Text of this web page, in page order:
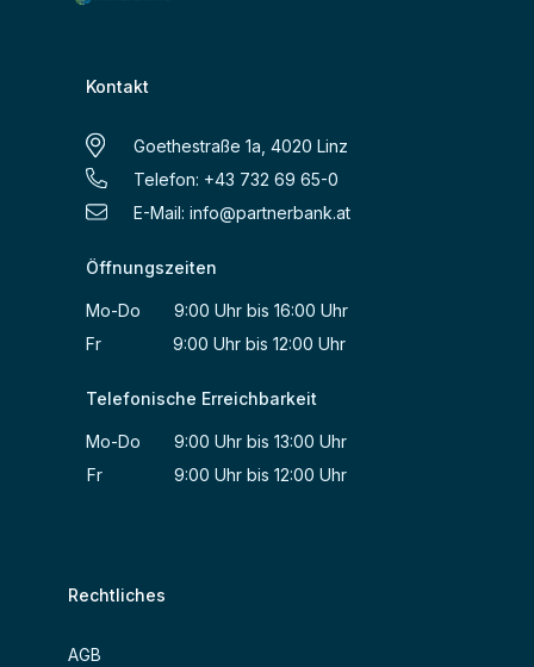
Kontakt
Goethestraße 1a, 4020 Linz
Telefon: +43 732 69 65-0
E-Mail: info@partnerbank.at
Öffnungszeiten
Mo-Do 9:00 Uhr bis 16:00 Uhr
Fr 9:00 Uhr bis 12:00 Uhr
Telefonische Erreichbarkeit
Mo-Do 9:00 Uhr bis 13:00 Uhr
Fr 9:00 Uhr bis 12:00 Uhr
Rechtliches
AGB